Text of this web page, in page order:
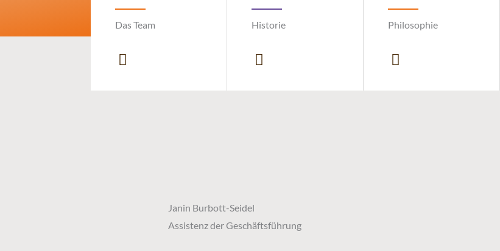
Das Team Historie Philosophie
Janin Burbott-Seidel
Assistenz der Geschäftsführung